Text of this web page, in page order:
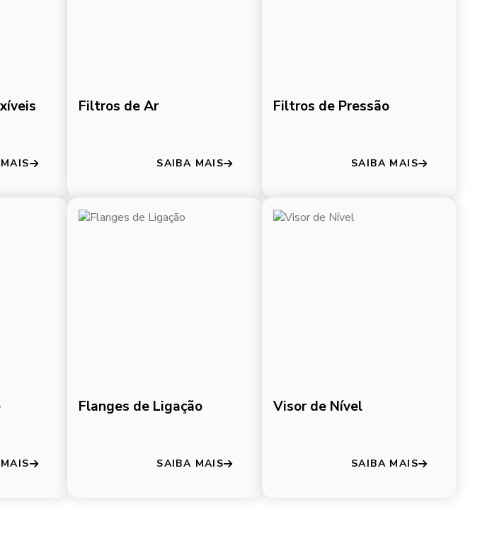
Filtros de Ar
SAIBA MAIS
Filtros de Pressão
SAIBA MAIS
Flanges de Ligação
SAIBA MAIS
Visor de Nível
SAIBA MAIS